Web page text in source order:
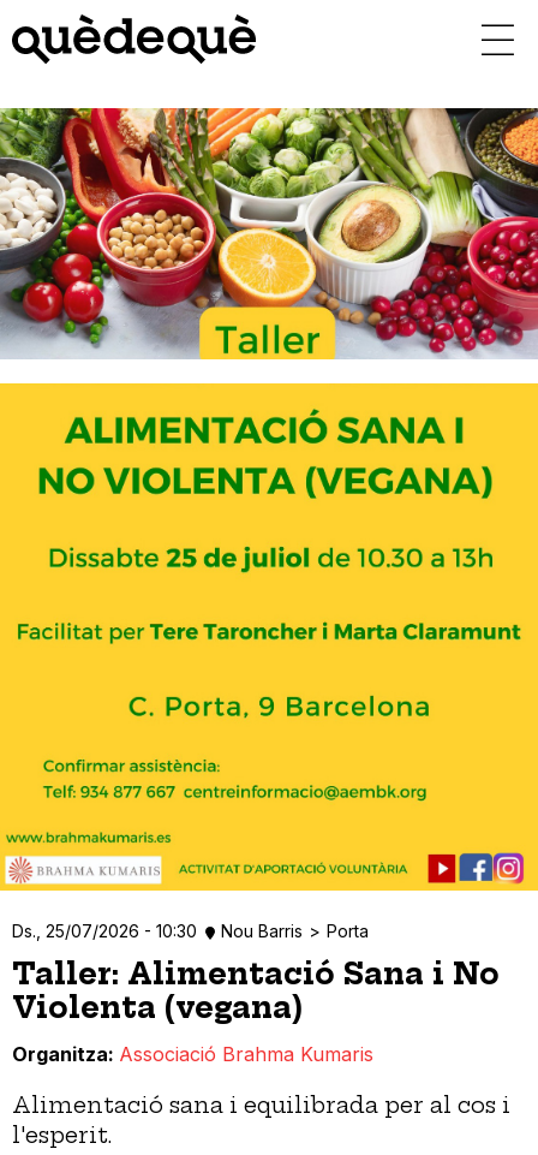
contingut
Ds., 25/07/2026 - 10:30 Nou Barris Porta
Taller: Alimentació Sana i No
Violenta (vegana)
Organitza Associació Brahma Kumaris
Alimentació sana i equilibrada per al cos i
l'esperit.